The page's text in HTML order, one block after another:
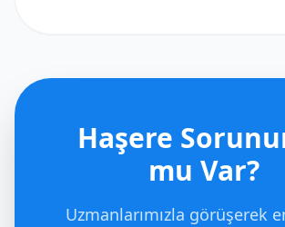
Haşere
mu Var?
Uzmanlarımızla görüşerek